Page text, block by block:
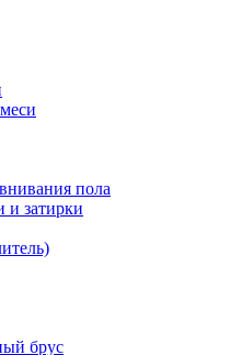
пола
и затирки
брус